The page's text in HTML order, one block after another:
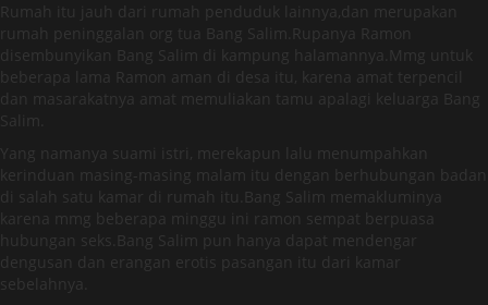
Rumah itu jauh dari rumah penduduk lainnya,dan merupakan
rumah peninggalan org tua Bang Salim.Rupanya Ramon
disembunyikan Bang Salim di kampung halamannya.Mmg untuk
beberapa lama Ramon aman di desa itu, karena amat terpencil
dan masarakatnya amat memuliakan tamu apalagi keluarga Bang
Salim.
Yang namanya suami istri, merekapun lalu menumpahkan
kerinduan masing-masing malam itu dengan berhubungan badan
di salah satu kamar di rumah itu.Bang Salim memakluminya
karena mmg beberapa minggu ini ramon sempat berpuasa
hubungan seks.Bang Salim pun hanya dapat mendengar
dengusan dan erangan erotis pasangan itu dari kamar
sebelahnya.